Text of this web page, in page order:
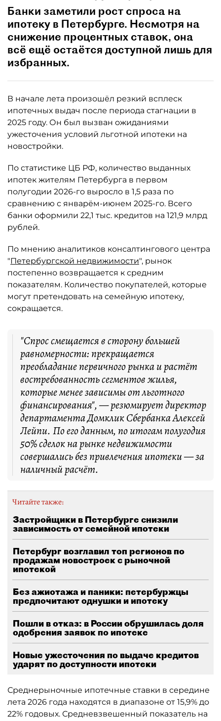
Банки заметили рост спроса на
ипотеку в Петербурге. Несмотря на
снижение процентных ставок, она
всё ещё остаётся доступной лишь для
избранных.
В начале лета произошёл резкий всплеск
ипотечных выдач после периода стагнации в
2025 году. Он был вызван ожиданиями
ужесточения условий льготной ипотеки на
новостройки.
По статистике ЦБ РФ, количество выданных
ипотек жителям Петербурга в первом
полугодии 2026-го выросло в 1,5 раза по
сравнению с январём-июнем 2025-го. Всего
банки оформили 22,1 тыс. кредитов на 121,9 млрд
рублей.
По мнению аналитиков консалтингового центра
"Петербургской недвижимости", рынок
постепенно возвращается к средним
показателям. Количество покупателей, которые
могут претендовать на семейную ипотеку,
сокращается.
"Спрос смещается в сторону большей
равномерности: прекращается
преобладание первичного рынка и растёт
востребованность сегментов жилья,
которые менее зависимы от льготного
финансирования", — резюмирует директор
департамента Домклик Сбербанка Алексей
Лейпи. По его данным, по итогам полугодия
50% сделок на рынке недвижимости
совершались без привлечения ипотеки — за
наличный расчёт.
Читайте также:
Застройщики в Петербурге снизили
зависимость от семейной ипотеки
Петербург возглавил топ регионов по
продажам новостроек с рыночной
ипотекой
Без ажиотажа и паники: петербуржцы
предпочитают однушки и ипотеку
Пошли в отказ: в России обрушилась доля
одобрения заявок по ипотеке
Новые ужесточения по выдаче кредитов
ударят по доступности ипотеки
Среднерыночные ипотечные ставки в середине
лета 2026 года находятся в диапазоне от 15,9% до
22% годовых. Средневзвешенный показатель на